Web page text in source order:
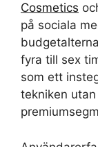
Cosmetics
på sociala
fyra till sex
som ett
tekniken